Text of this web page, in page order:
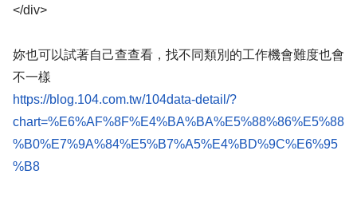
</div>
妳也可以試著自己查查看，找不同類別的工作機會難度也會
不一樣
https://blog.104.com.tw/104data-detail/?
chart=%E6%AF%8F%E4%BA%BA%E5%88%86%E5%88
%B0%E7%9A%84%E5%B7%A5%E4%BD%9C%E6%95
%B8